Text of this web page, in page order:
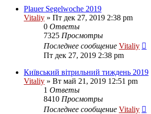
Plauer Segelwoche 2019
Vitaliy » Пт дек 27, 2019 2:38 pm
0 Ответы
7325 Просмотры
Последнее сообщение Vitaliy
Пт дек 27, 2019 2:38 pm
Київський вітрильний тиждень 2019
Vitaliy » Вт май 21, 2019 12:51 pm
1 Ответы
8410 Просмотры
Последнее сообщение Vitaliy